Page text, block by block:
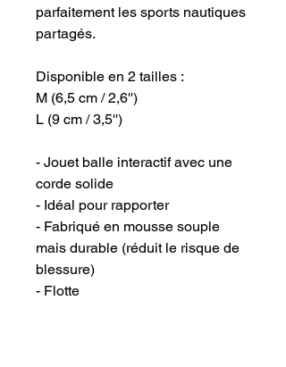
parfaitement les sports nautiques
partagés.
Disponible en 2 tailles :
M (6,5 cm / 2,6'')
L (9 cm / 3,5'')
- Jouet balle interactif avec une
corde solide
- Idéal pour rapporter
- Fabriqué en mousse souple
mais durable (réduit le risque de
blessure)
- Flotte